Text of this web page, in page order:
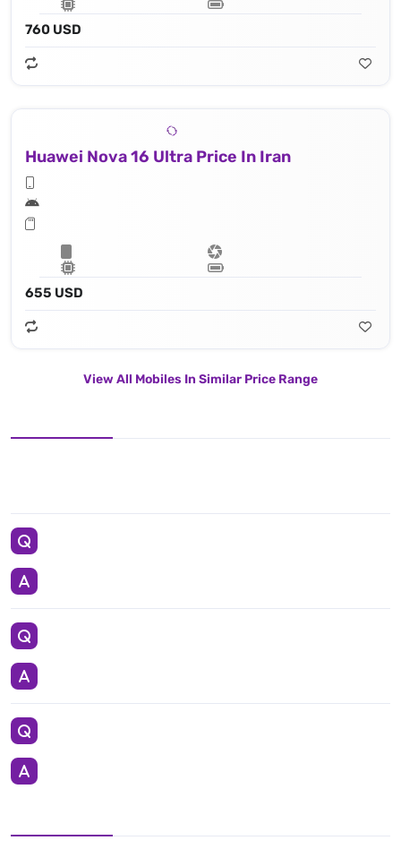
760 USD
Huawei Nova 16 Ultra Price In Iran
655 USD
View All Mobiles In Similar Price Range